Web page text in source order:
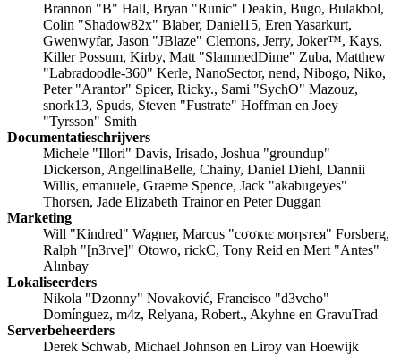
Brannon "B" Hall, Bryan "Runic" Deakin, Bugo, Bulakbol,
Colin "Shadow82x" Blaber, Daniel15, Eren Yasarkurt,
Gwenwyfar, Jason "JBlaze" Clemons, Jerry, Joker™, Kays,
Killer Possum, Kirby, Matt "SlammedDime" Zuba, Matthew
"Labradoodle-360" Kerle, NanoSector, nend, Nibogo, Niko,
Peter "Arantor" Spicer, Ricky., Sami "SychO" Mazouz,
snork13, Spuds, Steven "Fustrate" Hoffman en Joey
"Tyrsson" Smith
Documentatieschrijvers
Michele "Illori" Davis, Irisado, Joshua "groundup"
Dickerson, AngellinaBelle, Chainy, Daniel Diehl, Dannii
Willis, emanuele, Graeme Spence, Jack "akabugeyes"
Thorsen, Jade Elizabeth Trainor en Peter Duggan
Marketing
Will "Kindred" Wagner, Marcus "cσσкιє мσηѕтєя" Forsberg,
Ralph "[n3rve]" Otowo, rickC, Tony Reid en Mert "Antes"
Alınbay
Lokaliseerders
Nikola "Dzonny" Novaković, Francisco "d3vcho"
Domínguez, m4z, Relyana, Robert., Akyhne en GravuTrad
Serverbeheerders
Derek Schwab, Michael Johnson en Liroy van Hoewijk